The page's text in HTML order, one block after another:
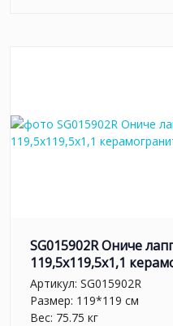
SG015902R Ониче
119,5x119,5x1,1
Артикул: SG015902R
Размер: 119*119 см
Вес: 75.75 кг